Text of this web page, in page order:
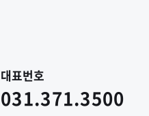
대표번호
031.371.3500